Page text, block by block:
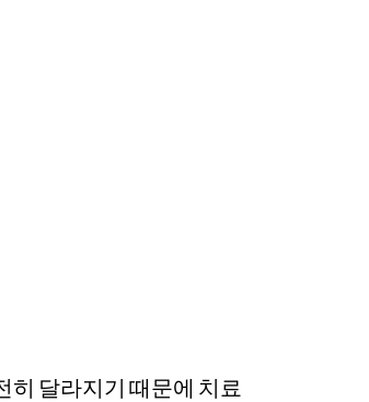
히 달라지기 때문에 치료